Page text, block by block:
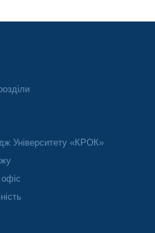
Університету «КРОК»